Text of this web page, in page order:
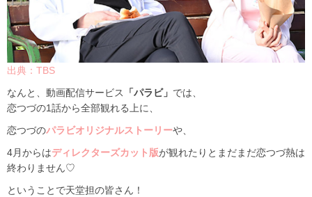
出典：TBS
なんと、動画配信サービス
「パラビ」 では、
恋つづの1話から全部観れる上に、
恋つづのパラビオリジナルストーリーや、
4月からはディレクターズカット版が観れたりとまだまだ恋つづ熱は
終わりません♡
ということで天堂担の皆さん！